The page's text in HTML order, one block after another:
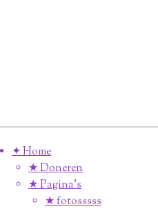
✦ Home
★ Doneren
★ Pagina’s
★ fotosssss